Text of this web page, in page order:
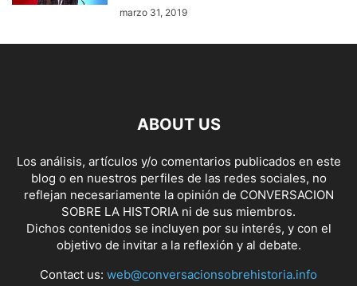
marzo 31, 2019
ABOUT US
Los análisis, artículos y/o comentarios publicados en este
blog o en nuestros perfiles de las redes sociales, no
reflejan necesariamente la opinión de CONVERSACION
SOBRE LA HISTORIA ni de sus miembros.
Dichos contenidos se incluyen por su interés, y con el
objetivo de invitar a la reflexión y al debate.
Contact us: web@conversacionsobrehistoria.info